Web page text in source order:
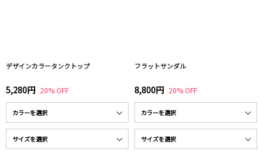
デザインカラータンクトップ
5,280円 20% OFF
フラットサンダル
8,800円 20% OFF